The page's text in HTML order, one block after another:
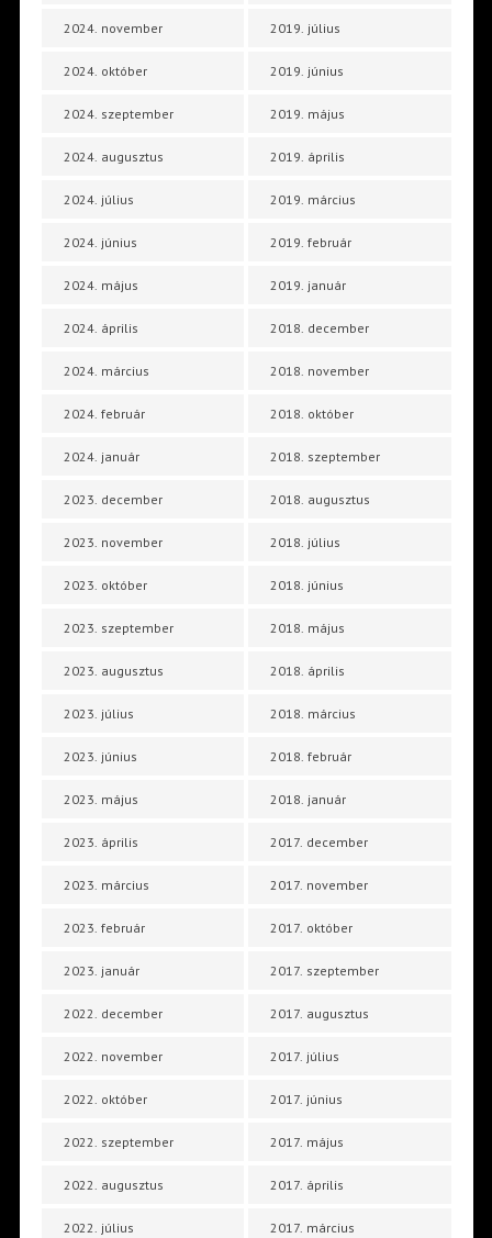
2024. november
2024. október
2024. szeptember
2024. augusztus
2024. július
2024. június
2024. május
2024. április
2024. március
2024. február
2024. január
2023. december
2023. november
2023. október
2023. szeptember
2023. augusztus
2023. július
2023. június
2023. május
2023. április
2023. március
2023. február
2023. január
2022. december
2022. november
2022. október
2022. szeptember
2022. augusztus
2022. július
2019. július
2019. június
2019. május
2019. április
2019. március
2019. február
2019. január
2018. december
2018. november
2018. október
2018. szeptember
2018. augusztus
2018. július
2018. június
2018. május
2018. április
2018. március
2018. február
2018. január
2017. december
2017. november
2017. október
2017. szeptember
2017. augusztus
2017. július
2017. június
2017. május
2017. április
2017. március